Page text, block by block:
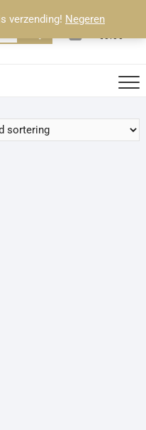
verzending! Negeren
naar:
0
Totaal
€0.00